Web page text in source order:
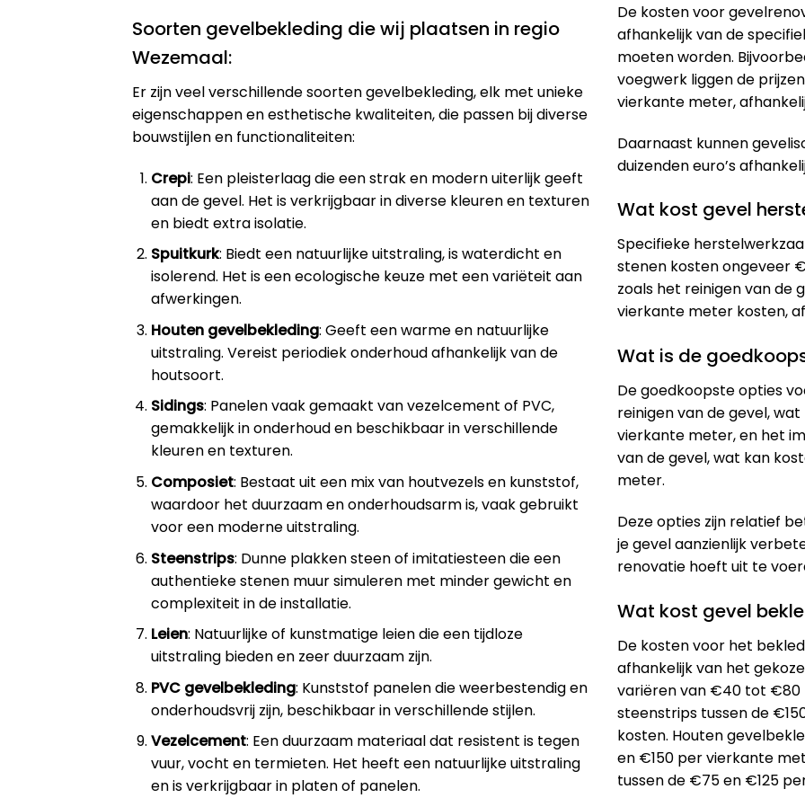
Soorten gevelbekleding die wij plaatsen in regio
Wezemaal:
Er zijn veel verschillende soorten gevelbekleding, elk met unieke
eigenschappen en esthetische kwaliteiten, die passen bij diverse
bouwstijlen en functionaliteiten:
Crepi: Een pleisterlaag die een strak en modern uiterlijk geeft
aan de gevel. Het is verkrijgbaar in diverse kleuren en texturen
en biedt extra isolatie.
Spuitkurk: Biedt een natuurlijke uitstraling, is waterdicht en
isolerend. Het is een ecologische keuze met een variëteit aan
afwerkingen.
Houten gevelbekleding: Geeft een warme en natuurlijke
uitstraling. Vereist periodiek onderhoud afhankelijk van de
houtsoort.
Sidings: Panelen vaak gemaakt van vezelcement of PVC,
gemakkelijk in onderhoud en beschikbaar in verschillende
kleuren en texturen.
Composiet: Bestaat uit een mix van houtvezels en kunststof,
waardoor het duurzaam en onderhoudsarm is, vaak gebruikt
voor een moderne uitstraling.
Steenstrips: Dunne plakken steen of imitatiesteen die een
authentieke stenen muur simuleren met minder gewicht en
complexiteit in de installatie.
Leien: Natuurlijke of kunstmatige leien die een tijdloze
uitstraling bieden en zeer duurzaam zijn.
PVC gevelbekleding: Kunststof panelen die weerbestendig en
onderhoudsvrij zijn, beschikbaar in verschillende stijlen.
Vezelcement: Een duurzaam materiaal dat resistent is tegen
vuur, vocht en termieten. Het heeft een natuurlijke uitstraling
en is verkrijgbaar in platen of panelen.
De kosten voor
afhankelijk van de
moeten worden.
voegwerk liggen de
vierkante meter,
Daarnaast kunnen
duizenden euro’s
Wat kost gevel
Specifieke
stenen kosten ongeveer
zoals het reinigen van de
vierkante meter kosten,
Wat is de
De goedkoopste opties
reinigen van de gevel,
vierkante meter, en het
van de gevel, wat kan
meter​​.
Deze opties zijn relatief
je gevel aanzienlijk
renovatie hoeft uit te
Wat kost gevel
De kosten voor het
afhankelijk van het
variëren van €40 tot €80
steenstrips tussen de
kosten. Houten
en €150 per vierkante
tussen de €75 en €125